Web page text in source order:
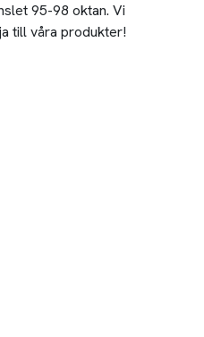
95-98 oktan. Vi
till våra produkter!